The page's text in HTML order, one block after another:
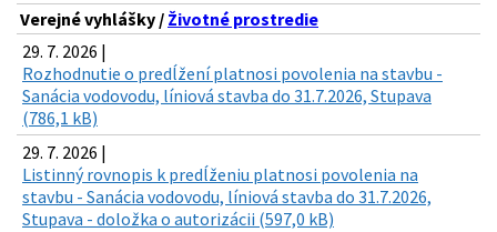
Verejné vyhlášky / Životné prostredie
29. 7. 2026 |
Rozhodnutie o predĺžení platnosi povolenia na stavbu -
Sanácia vodovodu, líniová stavba do 31.7.2026, Stupava
(786,1 kB)
29. 7. 2026 |
Listinný rovnopis k predĺženiu platnosi povolenia na
stavbu - Sanácia vodovodu, líniová stavba do 31.7.2026,
Stupava - doložka o autorizácii (597,0 kB)